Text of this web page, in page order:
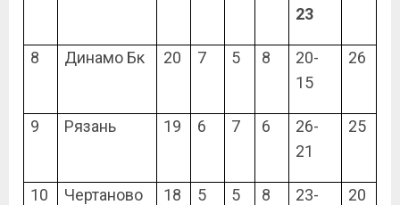
23
8 Динамо Бк 20 7 5 8
20-
15
26
9 Рязань 19 6 7 6
26-
21
25
10 Чертаново 18 5 5 8
23-
20